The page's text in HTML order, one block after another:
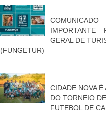
COMUNICADO
IMPORTANTE –
GERAL DE
(FUNGETUR)
CIDADE NOVA É
DO TORNEIO
FUTEBOL DE